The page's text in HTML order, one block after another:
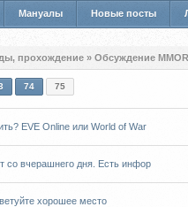
Мануалы Новые посты
прохождение » Обсуждение
74 75
EVE Online или World of War
со вчерашнего дня. Есть инфор
хорошее место